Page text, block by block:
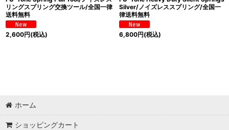
リングスプリング交換ツール/全国一律
送料無料
2,600円(税込)
Silver/ノイズレススプリング/全国一
律送料無料
6,800円(税込)
ホーム
ショッピングカート